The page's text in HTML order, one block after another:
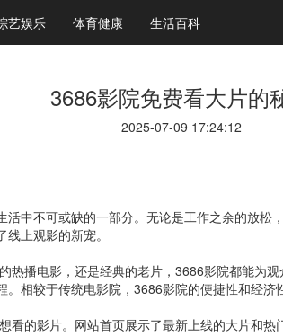
艺娱乐 体育健康 生活百科
3686影院免费看大片的
2025-07-09 17:24:12
中不可或缺的一部分。无论是工作之余的放
上观影的新宠。
播电影，还是经典的老片，3686影院都能为
相较于传统电影院，3686影院的便捷性和经济
的影片。网站首页展示了最新上线的大片和